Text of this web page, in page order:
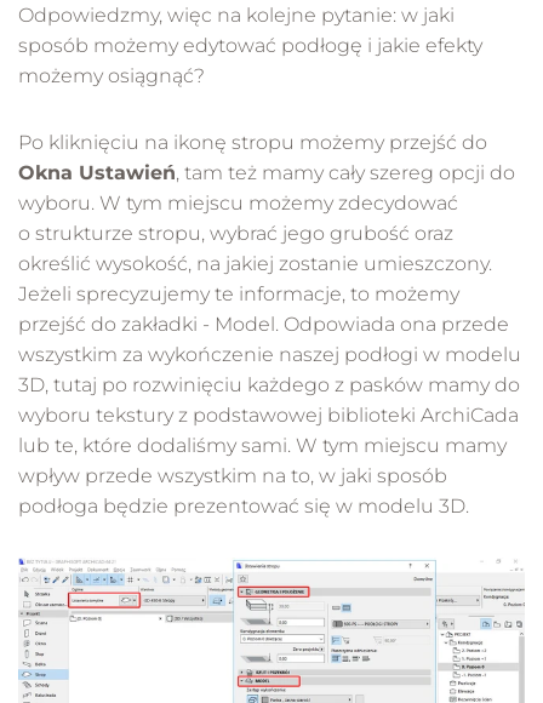
Odpowiedzmy, więc na kolejne pytanie: w jaki
sposób możemy edytować podłogę i jakie efekty
możemy osiągnąć?
Po kliknięciu na ikonę stropu możemy przejść do
Okna Ustawień, tam też mamy cały szereg opcji do
wyboru. W tym miejscu możemy zdecydować
o strukturze stropu, wybrać jego grubość oraz
określić wysokość, na jakiej zostanie umieszczony.
Jeżeli sprecyzujemy te informacje, to możemy
przejść do zakładki - Model. Odpowiada ona przede
wszystkim za wykończenie naszej podłogi w modelu
3D, tutaj po rozwinięciu każdego z pasków mamy do
wyboru tekstury z podstawowej biblioteki ArchiCada
lub te, które dodaliśmy sami. W tym miejscu mamy
wpływ przede wszystkim na to, w jaki sposób
podłoga będzie prezentować się w modelu 3D.